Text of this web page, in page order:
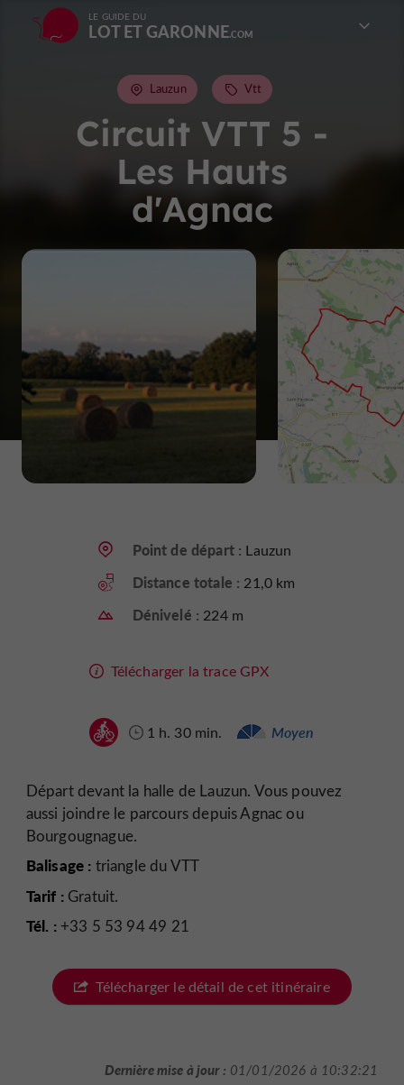
LE GUIDE DU
LOT ET GARONNE
Circuit VTT 5 -
Les Hauts
d'Agnac
Lauzun Vtt
Point de départ : Lauzun
Distance totale : 21,0 km
Dénivelé : 224 m
Télécharger la trace GPX
1 h. 30 min. Moyen
Départ devant la halle de Lauzun. Vous pouvez
aussi joindre le parcours depuis Agnac ou
Bourgougnague.
Balisage : triangle du VTT
Tarif :Gratuit.
Tél. :+33 5 53 94 49 21
Télécharger le détail de cet itinéraire
Dernière mise à jour : 01/01/2026 à 10:32:21